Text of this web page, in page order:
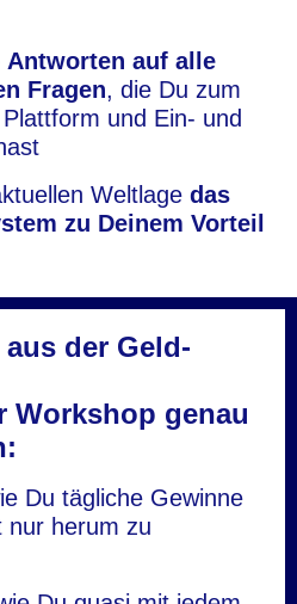
Antworten auf alle
Fragen, die Du zum
und Ein- und
Weltlage das
zu Deinem Vorteil
der Geld-
Workshop genau
Du tägliche Gewinne
nur herum zu